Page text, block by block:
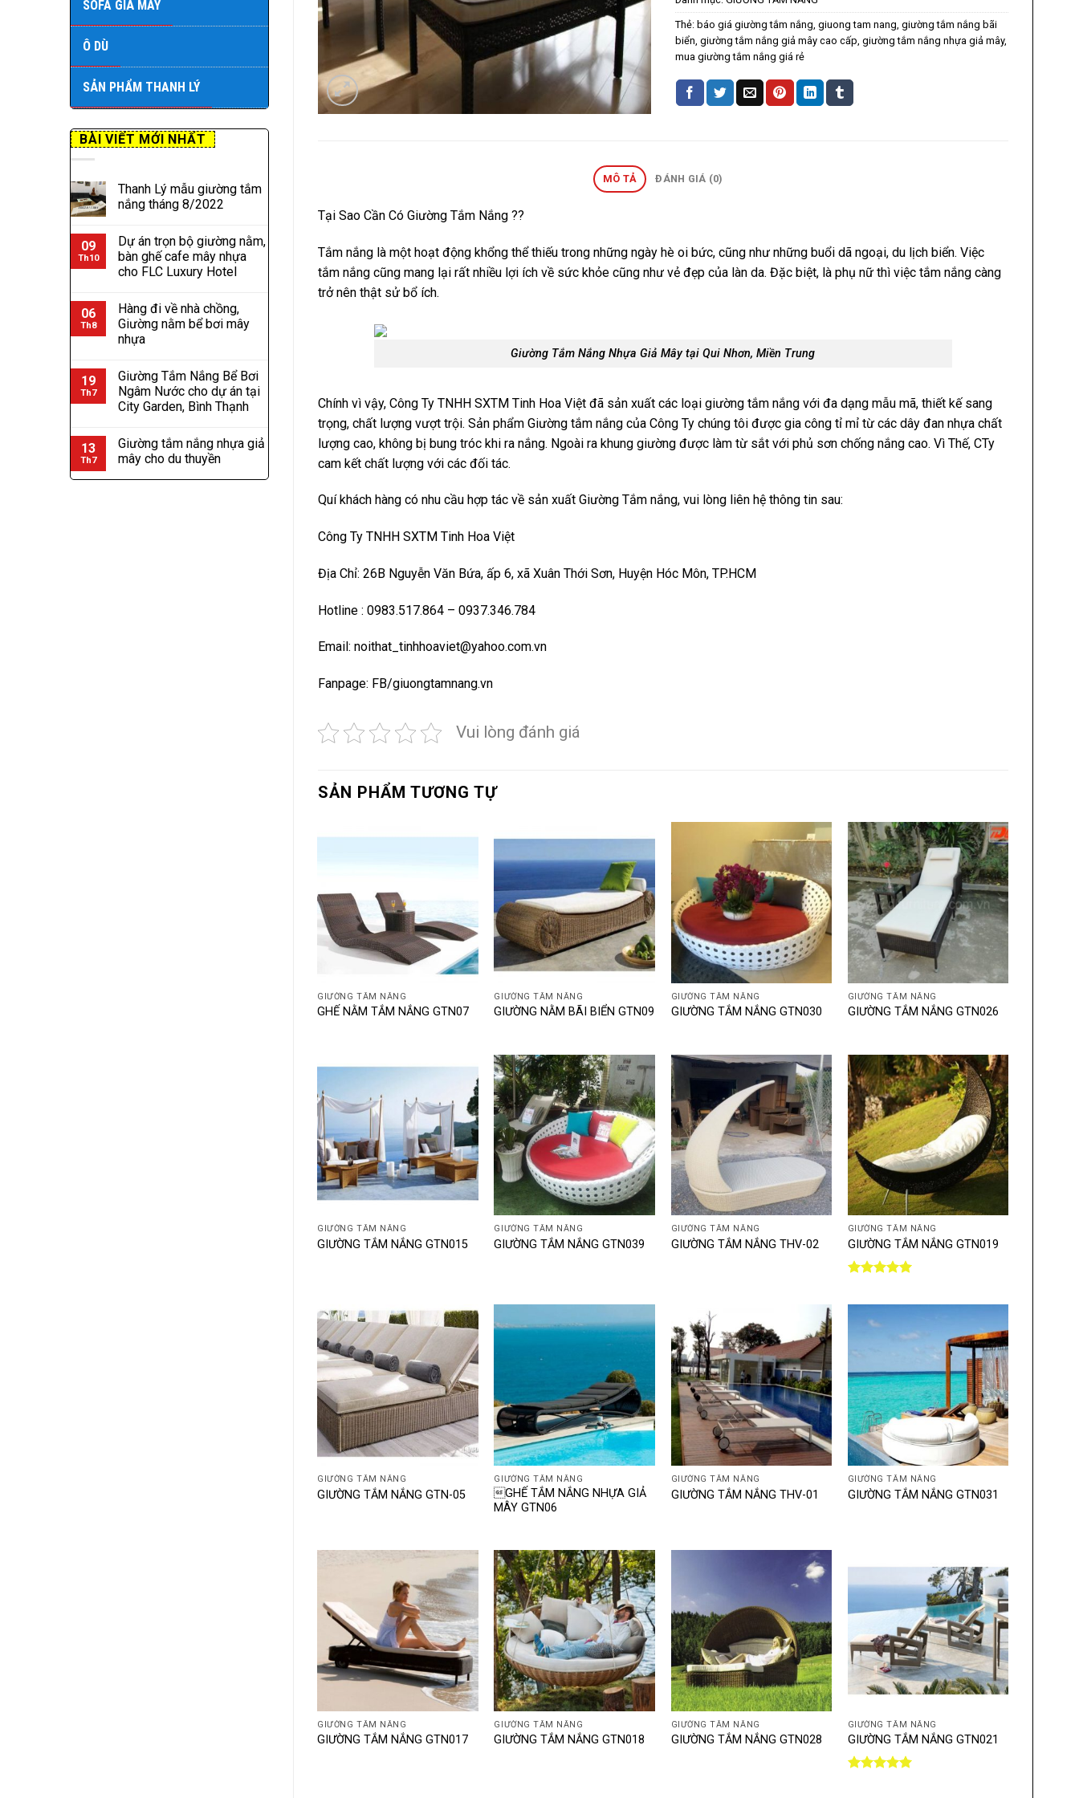
SOFA GIẢ MÂY
Ô DÙ
SẢN PHẨM THANH LÝ
BÀI VIẾT MỚI NHẤT
Thanh Lý mẫu giường tắm
nắng tháng 8/2022
09
Th10
Dự án trọn bộ giường nằm,
bàn ghế cafe mây nhựa
cho FLC Luxury Hotel
06
Th8
Hàng đi về nhà chồng,
Giường nằm bể bơi mây
nhựa
19
Th7
Giường Tắm Nắng Bể Bơi
Ngâm Nước cho dự án tại
City Garden, Bình Thạnh
13
Th7
Giường tắm nắng nhựa giả
mây cho du thuyền
Thẻ: báo giá giường tắm nắng, giuong tam nang, giường tắm nắng bãi
biển, giường tắm nắng giả mây cao cấp, giường tắm nắng nhựa giả mây,
mua giường tắm nắng giá rẻ
MÔ TẢ ĐÁNH GIÁ (0)
Tại Sao Cần Có Giường Tắm Nắng??
Tắm nắng là một hoạt động khổng thể thiếu trong những ngày hè oi bức, cũng như những buổi dã ngoại, du lịch biển. Việc
tắm nắng cũng mang lại rất nhiều lợi ích về sức khỏe cũng như vẻ đẹp của làn da. Đặc biệt, là phụ nữ thì việc tắm nắng càng
trở nên thật sử bổ ích.
Giường Tắm Nắng Nhựa Giả Mây tại Qui Nhơn, Miền Trung
Chính vì vậy, Công Ty TNHH SXTM Tinh Hoa Việt đã sản xuất các loại giường tắm nắngvới đa dạng mẫu mã, thiết kế sang
trọng, chất lượng vượt trội. Sản phẩm Giường tắm nắng của Công Ty chúng tôi được gia công tỉ mỉ từ các dây đan nhựa chất
lượng cao, không bị bung tróc khi ra nắng. Ngoài ra khung giường được làm từ sắt với phủ sơn chống nắng cao. Vì Thế, CTy
cam kết chất lượng với các đối tác.
Quí khách hàng có nhu cầu hợp tác về sản xuất Giường Tắm nắng, vui lòng liên hệ thông tin sau:
Công Ty TNHH SXTM Tinh Hoa Việt
Địa Chỉ: 26B Nguyễn Văn Bứa, ấp 6, xã Xuân Thới Sơn, Huyện Hóc Môn, TP.HCM
Hotline : 0983.517.864 – 0937.346.784
Email: noithat_tinhhoaviet@yahoo.com.vn
Fanpage: FB/giuongtamnang.vn
Vui lòng đánh giá
SẢN PHẨM TƯƠNG TỰ
GIƯỜNG TẮM NẮNG
GHẾ NẰM TẮM NẮNG GTN07
+
GIƯỜNG TẮM NẮNG
GIƯỜNG NẰM BÃI BIỂN GTN09
+
GIƯỜNG TẮM NẮNG
GIƯỜNG TẮM NẮNG GTN030
+
GIƯỜNG TẮM NẮNG
GIƯỜNG TẮM NẮNG GTN026
+
GIƯỜNG TẮM NẮNG
GIƯỜNG TẮM NẮNG GTN015
GIƯỜNG TẮM NẮNG
GIƯỜNG TẮM NẮNG GTN039
+
GIƯỜNG TẮM NẮNG
GIƯỜNG TẮM NẮNG THV-02
+
GIƯỜNG TẮM NẮNG
GIƯỜNG TẮM NẮNG GTN019
+
GIƯỜNG TẮM NẮNG
GIƯỜNG TẮM NẮNG GTN-05
+
GIƯỜNG TẮM NẮNG
GHẾ TẮM NẮNG NHỰA GIẢ
MÂY GTN06
+
GIƯỜNG TẮM NẮNG
GIƯỜNG TẮM NẮNG THV-01
+
GIƯỜNG TẮM NẮNG
GIƯỜNG TẮM NẮNG GTN031
GIƯỜNG TẮM NẮNG
GIƯỜNG TẮM NẮNG GTN017
+
GIƯỜNG TẮM NẮNG
GIƯỜNG TẮM NẮNG GTN018
+
GIƯỜNG TẮM NẮNG
GIƯỜNG TẮM NẮNG GTN028
+
GIƯỜNG TẮM NẮNG
GIƯỜNG TẮM NẮNG GTN021